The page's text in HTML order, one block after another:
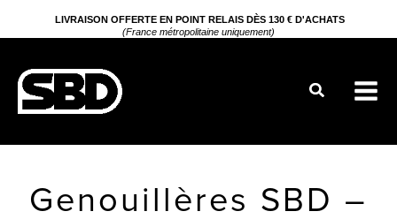
au
LIVRAISON OFFERTE EN POINT RELAIS DÈS 130 € D'ACHATS
(France métropolitaine uniquement)
Rechercher
Genouillères SBD –